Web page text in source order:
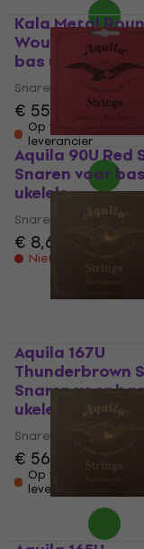
Kala Metal
Wound Snaren
bas ukelele
Snaren voor bas
€ 55
Op voorraad bij de
leverancier
Aquila 90U Red
Snaren voor bas
ukelele
Snaren voor bas
€ 8,69
Niet op voorraad
Aquila 167U
Thunderbrown
Snaren voor
ukelele
Snaren voor bas
€ 56,90
Op voorraad bij de
leverancier